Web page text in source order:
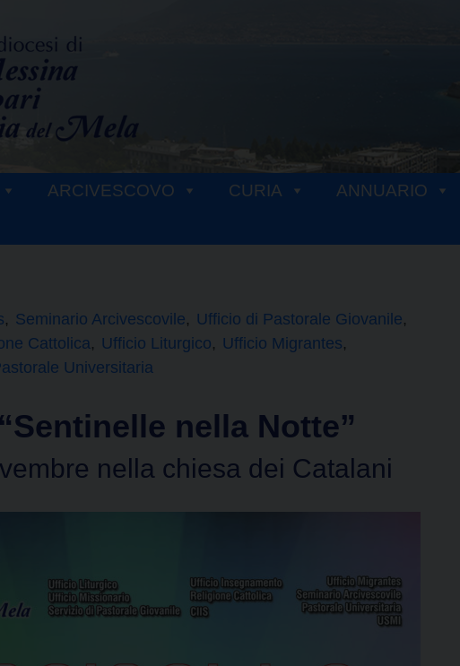
ARCIVESCOVO CURIA
ANNUARIO
Seminario Arcivescovile
Ufficio di Pastorale Giovanile
Cattolica
Ufficio Liturgico
Ufficio Migrantes
Universitaria
nella Notte”
nella chiesa dei Catalani